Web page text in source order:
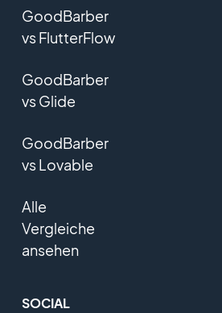
GoodBarber
vs FlutterFlow
GoodBarber
vs Glide
GoodBarber
vs Lovable
Alle
Vergleiche
ansehen
SOCIAL